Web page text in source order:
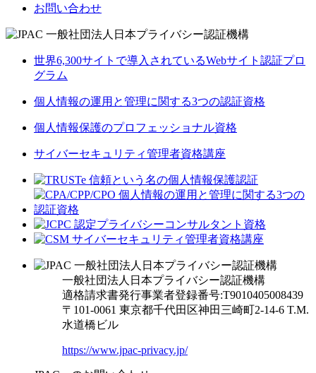
お問い合わせ
世界6,300サイトで導入されているWebサイト認証プロ
グラム
個人情報の運用と管理に関する3つの認証資格
個人情報保護のプロフェッショナル資格
サイバーセキュリティ管理者資格講座
一般社団法人日本プライバシー認証機構
適格請求書発行事業者登録番号:T9010405008439
〒101-0061 東京都千代田区神田三崎町2-14-6 T.M.
水道橋ビル
https://www.jpac-privacy.jp/